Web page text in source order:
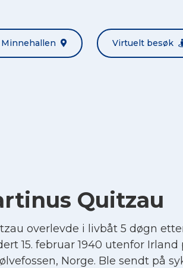
Virtuelt besøk
Quitzau
overlevde i livbåt 5 døgn
15. februar 1940 utenfor Irland
Norge. Ble sendt på